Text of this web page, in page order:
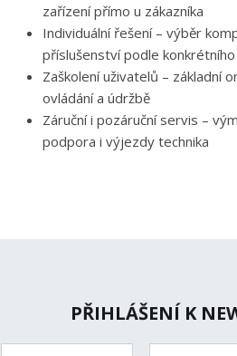
zařízení přímo u zákazníka
Individuální řešení – výběr
příslušenství podle
Zaškolení uživatelů – základní
ovládání a údržbě
Záruční i pozáruční servis –
podpora i výjezdy technika
PŘIHLÁŠENÍ K